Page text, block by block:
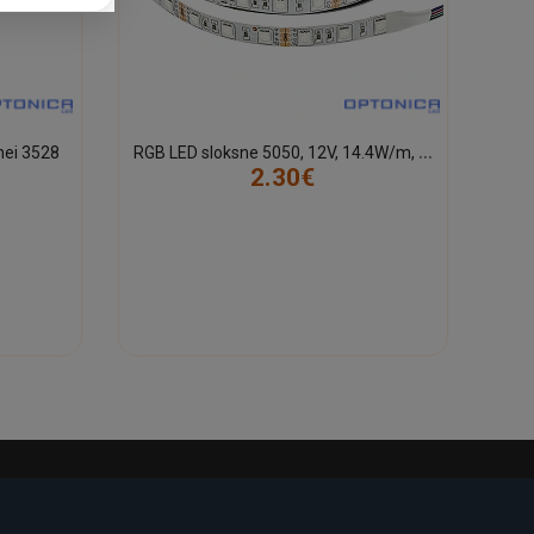
3528 R
GB LED sloksne 5050, 12V, 14.4W/m, IP20, bez mitruma aizsardzības
2.30€